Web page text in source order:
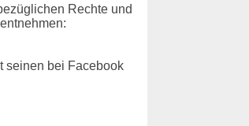
Rechte und
seinen bei Facebook